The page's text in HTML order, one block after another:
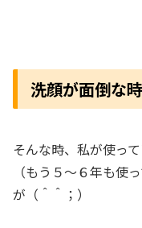
洗顔が面倒な
そんな時、私が使っ
（もう５～６年も使
が（＾＾；）